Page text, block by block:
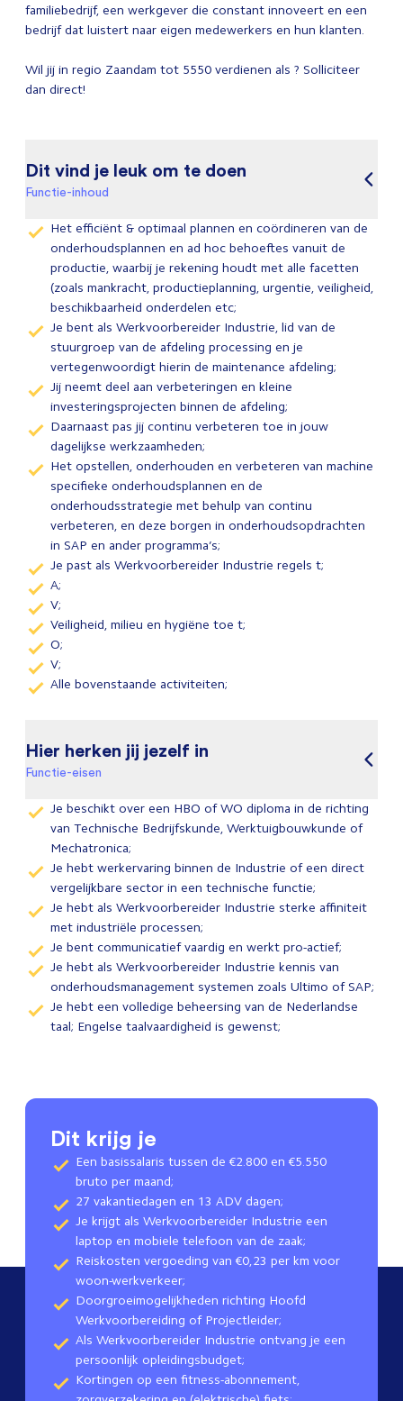
familiebedrijf, een werkgever die constant innoveert en een
bedrijf dat luistert naar eigen medewerkers en hun klanten.
Wil jij in regio Zaandam tot 5550 verdienen als ? Solliciteer
dan direct!
Dit vind je leuk om te doen
Functie-inhoud
Het efficiënt & optimaal plannen en coördineren van de
onderhoudsplannen en ad hoc behoeftes vanuit de
productie, waarbij je rekening houdt met alle facetten
(zoals mankracht, productieplanning, urgentie, veiligheid,
beschikbaarheid onderdelen etc;
Je bent als Werkvoorbereider Industrie, lid van de
stuurgroep van de afdeling processing en je
vertegenwoordigt hierin de maintenance afdeling;
Jij neemt deel aan verbeteringen en kleine
investeringsprojecten binnen de afdeling;
Daarnaast pas jij continu verbeteren toe in jouw
dagelijkse werkzaamheden;
Het opstellen, onderhouden en verbeteren van machine
specifieke onderhoudsplannen en de
onderhoudsstrategie met behulp van continu
verbeteren, en deze borgen in onderhoudsopdrachten
in SAP en ander programma’s;
Je past als Werkvoorbereider Industrie regels t;
A;
V;
Veiligheid, milieu en hygiëne toe t;
O;
V;
Alle bovenstaande activiteiten;
Hier herken jij jezelf in
Functie-eisen
Je beschikt over een HBO of WO diploma in de richting
van Technische Bedrijfskunde, Werktuigbouwkunde of
Mechatronica;
Je hebt werkervaring binnen de Industrie of een direct
vergelijkbare sector in een technische functie;
Je hebt als Werkvoorbereider Industrie sterke affiniteit
met industriële processen;
Je bent communicatief vaardig en werkt pro-actief;
Je hebt als Werkvoorbereider Industrie kennis van
onderhoudsmanagement systemen zoals Ultimo of SAP;
Je hebt een volledige beheersing van de Nederlandse
taal; Engelse taalvaardigheid is gewenst;
Dit krijg je
Een basissalaris tussen de €2.800 en €5.550
bruto per maand;
27 vakantiedagen en 13 ADV dagen;
Je krijgt als Werkvoorbereider Industrie een
laptop en mobiele telefoon van de zaak;
Reiskosten vergoeding van €0,23 per km voor
woon-werkverkeer;
Doorgroeimogelijkheden richting Hoofd
Werkvoorbereiding of Projectleider;
Als Werkvoorbereider Industrie ontvang je een
persoonlijk opleidingsbudget;
Kortingen op een fitness-abonnement,